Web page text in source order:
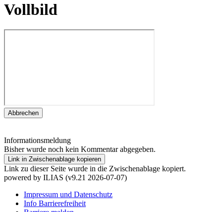
Vollbild
Abbrechen
Informationsmeldung
Bisher wurde noch kein Kommentar abgegeben.
Link in Zwischenablage kopieren
Link zu dieser Seite wurde in die Zwischenablage kopiert.
powered by ILIAS (v9.21 2026-07-07)
Impressum und Datenschutz
Info Barrierefreiheit